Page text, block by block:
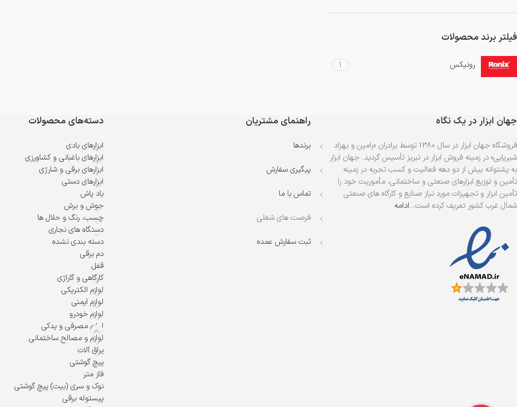
فیلتر برند محصولات
رونیکس 1
جهان ابزار در یک نگاه
فروشگاه جهان ابزار در سال 1380 توسط برادران «رامین و بهزاد
شیرپایی» در زمینه فروش ابزار در تبریز تأسیس گردید. جهان ابزار
به پشتوانه بیش از دو دهه فعالیت و کسب تجربه در زمینه
تأمین و توزیع ابزارهای صنعتی و ساختمانی، مأموریت خود را
تأمین ابزار و تجهیزات مورد نیاز صنایع و کارگاه های صنعتی
شمال غرب کشور تعریف کرده است…ادامه
راهنمای مشتریان
برندها
پیگیری سفارش
تماس با ما
فرصت های شغلی
ثبت سفارش عمده
دسته‌های محصولات
ابزارهای بادی
ابزارهای باغبانی و کشاورزی
ابزارهای برقی و شارژی
ابزارهای دستی
باد پاش
جوش و برش
چسب، رنگ و حلال ها
دستگاه های نجاری
دسته بندی نشده
دم برقی
قفل
کارگاهی و گاراژی
لوازم الکتریکی
لوازم ایمنی
لوازم خودرو
لوازم مصرفی و یدکی
لوازم و مصالح ساختمانی
یراق آلات
پیچ گوشتی
فاز متر
نوک و سری (بیت) پیچ گوشتی
پیستوله برقی